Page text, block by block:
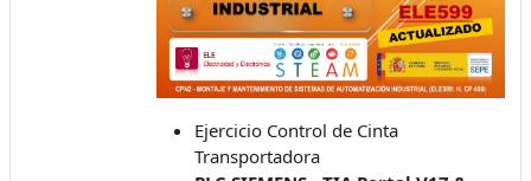
Ejercicio Control de Cinta
Transportadora